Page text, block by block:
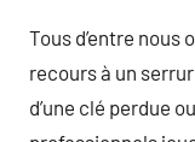
Tous d’entre nous
recours à un
d’une clé perdue